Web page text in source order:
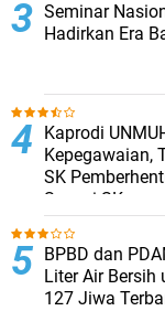
Seminar
Hadirkan Era
Kaprodi
Kepegawaian,
SK
Sesuai SK
BPBD dan
Liter Air Bersih
127 Jiwa